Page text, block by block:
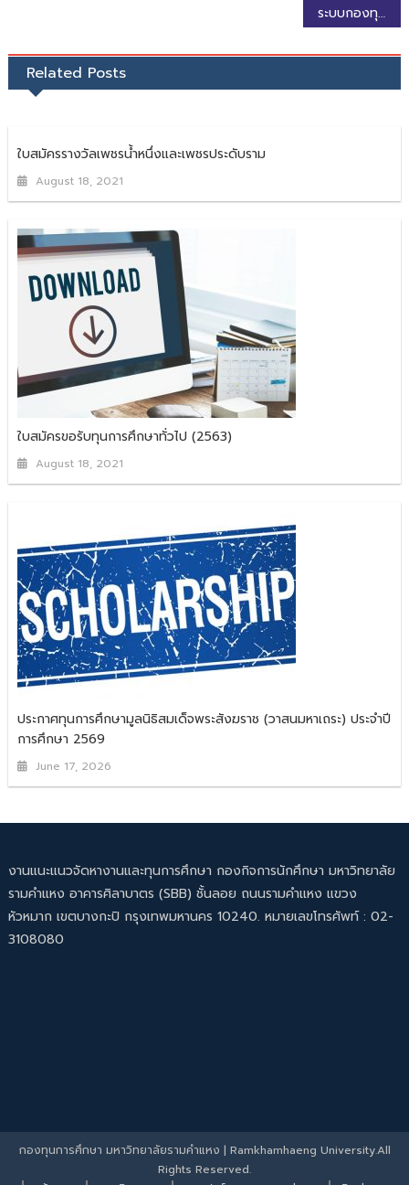
navigation
ระบบกองทุนเงินให้กู้ยืมเพื่อการศึกษาแบบดิจิทัล (DSL) ในส่วนของผู้กู้ยืม
Related Posts
ใบสมัครรางวัลเพชรน้ำหนึ่งและเพชรประดับราม
August 18, 2021
ใบสมัครขอรับทุนการศึกษาทั่วไป (2563)
August 18, 2021
ประกาศทุนการศึกษามูลนิธิสมเด็จพระสังฆราช (วาสนมหาเถระ) ประจำปี
การศึกษา 2569
June 17, 2026
งานแนะแนวจัดหางานและทุนการศึกษา กองกิจการนักศึกษา มหาวิทยาลัย
รามคำแหง อาคารศิลาบาตร (SBB) ชั้นลอย ถนนรามคำแหง แขวง
หัวหมาก เขตบางกะปิ กรุงเทพมหานคร 10240. หมายเลขโทรศัพท์ : 02-
3108080
กองทุนการศึกษา มหาวิทยาลัยรามคำแหง | Ramkhamhaeng University.All
Rights Reserved.